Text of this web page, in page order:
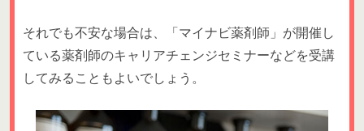
それでも不安な場合は、「マイナビ薬剤師」が開催し
ている薬剤師のキャリアチェンジセミナーなどを受講
してみることもよいでしょう。